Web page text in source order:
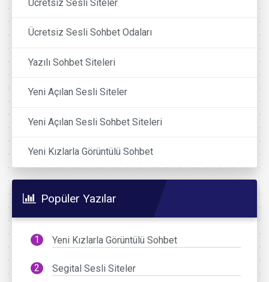
Ücretsiz Sesli Siteler
Ücretsiz Sesli Sohbet Odaları
Yazılı Sohbet Siteleri
Yeni Açılan Sesli Siteler
Yeni Açılan Sesli Sohbet Siteleri
Yeni Kızlarla Görüntülü Sohbet
Popüler Yazılar
Yeni Kızlarla Görüntülü Sohbet
Segital Sesli Siteler